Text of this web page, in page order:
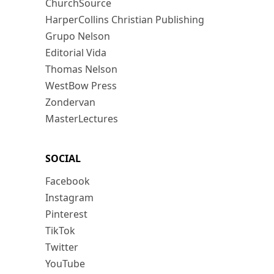
ChurchSource
HarperCollins Christian Publishing
Grupo Nelson
Editorial Vida
Thomas Nelson
WestBow Press
Zondervan
MasterLectures
SOCIAL
Facebook
Instagram
Pinterest
TikTok
Twitter
YouTube